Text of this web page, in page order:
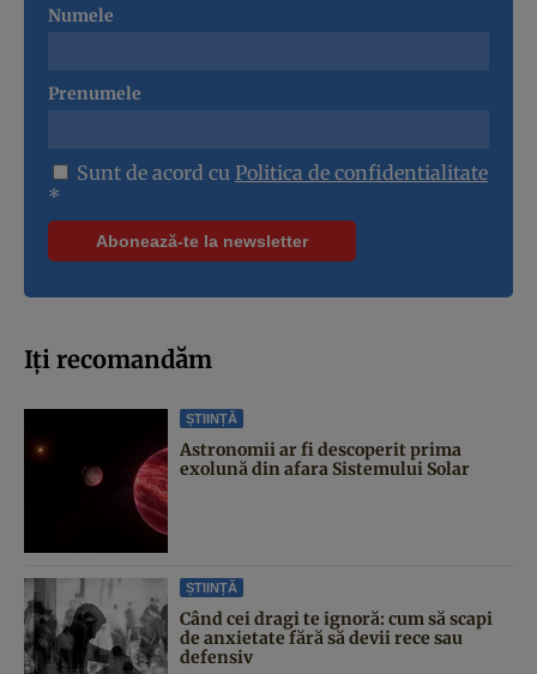
Numele
Prenumele
Sunt de acord cu Politica de confidentialitate
*
Iți recomandăm
ȘTIINȚĂ
Astronomii ar fi descoperit prima
exolună din afara Sistemului Solar
ȘTIINȚĂ
Când cei dragi te ignoră: cum să scapi
de anxietate fără să devii rece sau
defensiv